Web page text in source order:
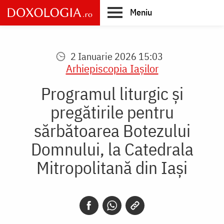
Skip
to
main
Meniu
2 Ianuarie 2026 15:03
Arhiepiscopia Iaşilor
Programul liturgic şi
pregătirile pentru
sărbătoarea Botezului
Domnului, la Catedrala
Mitropolitană din Iaşi